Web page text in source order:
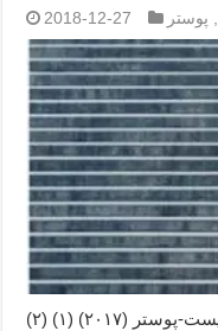
2018-12-27 پوستر
پست-پوستر (۲۰۱۷) (۱) (۲) The Post (2017) امتیاز فیلم «پست»